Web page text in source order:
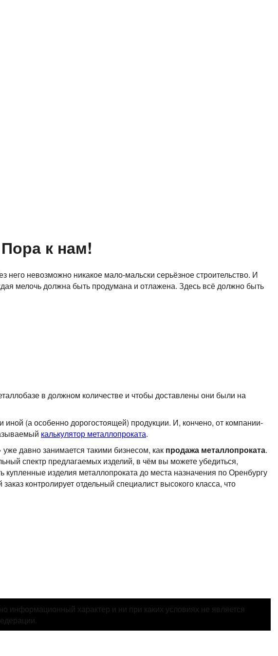
к нам!
невозможно никакое мало-мальски серьёзное строительство. И
мелочь должна быть продумана и отлажена. Здесь всё должно быть
в должном количестве и чтобы доставлены они были на
(а особенно дорогостоящей) продукции. И, кончено, от компании-
калькулятор металлопроката.
уже давно занимается такими бизнесом, как продажа металлопроката.
спектр предлагаемых изделий, в чём вы можете убедиться,
изделия металлопроката до места назначения по Оренбургу
контролирует отдельный специалист высокого класса, что
характер и ни при каких условиях не является